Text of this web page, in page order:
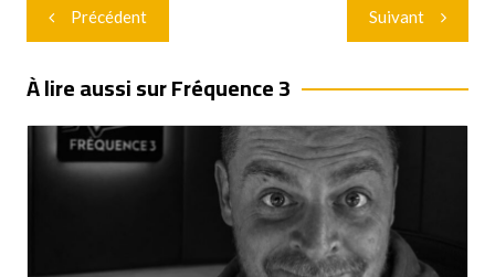
de
l’article
Précédent Suivant
À lire aussi sur Fréquence 3